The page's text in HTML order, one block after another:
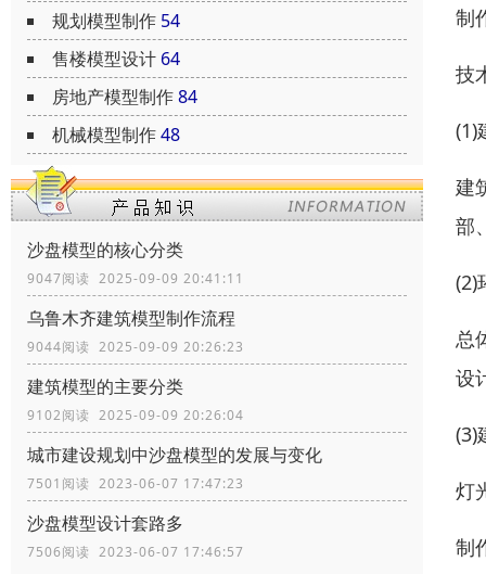
规划模型制作 54
售楼模型设计 64
房地产模型制作84
机械模型制作48
沙盘模型的核心分类
9047阅读 2025-09-09 20:41:11
乌鲁木齐建筑模型制作流程
9044阅读 2025-09-09 20:26:23
建筑模型的主要分类
9102阅读 2025-09-09 20:26:04
城市建设规划中沙盘模型的发展与变化
7501阅读 2023-06-07 17:47:23
沙盘模型设计套路多
7506阅读 2023-06-07 17:46:57
制
技
(1)
建
部
(2)
总
设
(3)
灯
制